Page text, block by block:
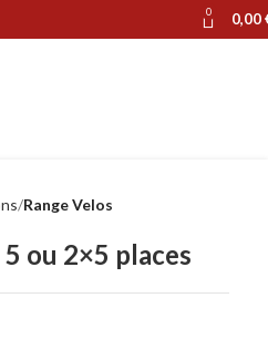
0 0,00
Range Velos
ou 2×5 places